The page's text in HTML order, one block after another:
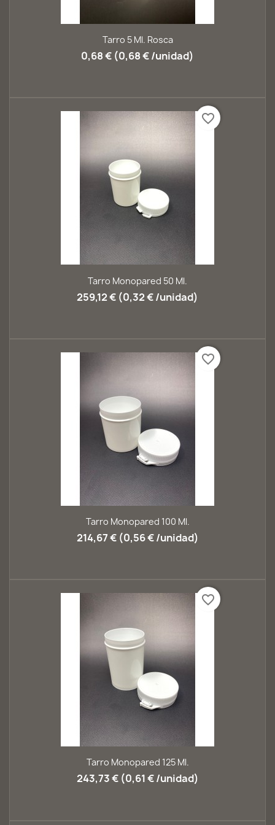
Tarro 5 Ml. Rosca
0,68 € (0,68 € /unidad)
Tarro Monopared 50 Ml.
259,12 € (0,32 € /unidad)
favorite_border
Tarro Monopared 100 Ml.
214,67 € (0,56 € /unidad)
favorite_border
Tarro Monopared 125 Ml.
243,73 € (0,61 € /unidad)
favorite_border